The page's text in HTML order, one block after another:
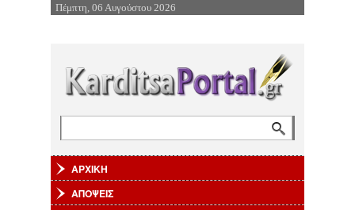
Επιστροφή στην Πλοήγηση
Πέμπτη, 06 Αυγούστου 2026
ΑΡΧΙΚΗ
ΑΠΟΨΕΙΣ